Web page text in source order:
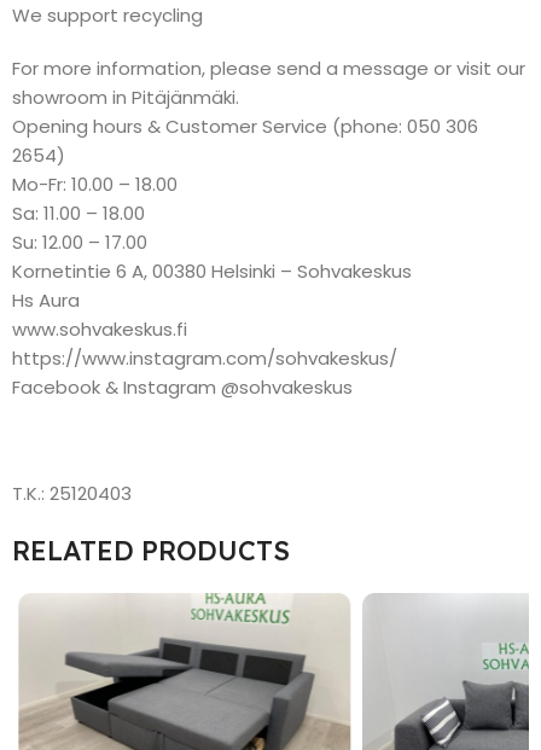
We support recycling
For more information, please send a message or visit our
showroom in Pitäjänmäki.
Opening hours & Customer Service (phone: 050 306
2654)
Mo-Fr: 10.00 – 18.00
Sa: 11.00 – 18.00
Su: 12.00 – 17.00
Kornetintie 6 A, 00380 Helsinki – Sohvakeskus
Hs Aura
www.sohvakeskus.fi
https://www.instagram.com/sohvakeskus/
Facebook & Instagram @sohvakeskus
T.K.: 25120403
RELATED PRODUCTS